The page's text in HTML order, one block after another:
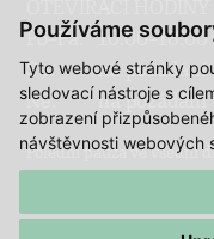
Používáme
Tyto webové stránky
sledovací nástroje s
zobrazení
návštěvnosti webových
Po–Pá:
10.00–18.00
So:
na požádání
Ne:
na požádání
Polední pauza ve všední